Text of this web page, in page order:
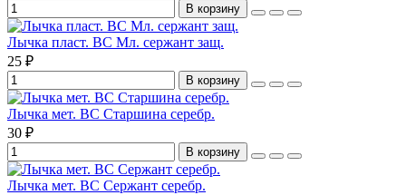
В корзину
Лычка пласт. ВС Мл. сержант защ.
25 ₽
В корзину
Лычка мет. ВС Старшина серебр.
30 ₽
В корзину
Лычка мет. ВС Сержант серебр.